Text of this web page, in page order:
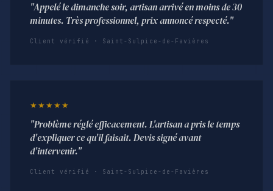
"Appelé le dimanche soir, artisan arrivé en moins de 30
minutes. Très professionnel, prix annoncé respecté."
Client vérifié · Saint-Sulpice-de-Favières
★★★★★
"Problème réglé efficacement. L'artisan a pris le temps
d'expliquer ce qu'il faisait. Devis signé avant
d'intervenir."
Client vérifié · Saint-Sulpice-de-Favières